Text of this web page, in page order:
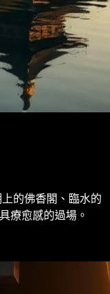
的佛香閣、臨水的
療愈感的過場。